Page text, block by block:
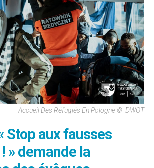
Accueil Des Réfugiés En Pologne © DWOT
Stop aux fausses
» demande la